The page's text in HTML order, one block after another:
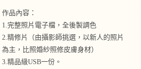
作品內容：
1.完整照片電子檔，全後製調色
2.精修片
（由攝影師挑選，以新人的照片
為主，比照婚紗照修皮膚身材）
3.精品級USB一份。